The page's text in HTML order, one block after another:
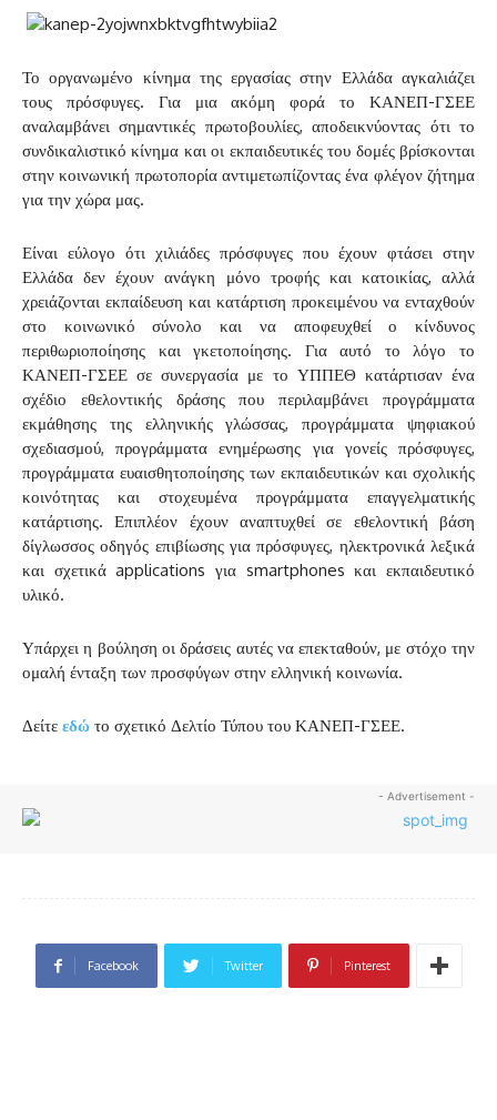
Το οργανωμένο κίνημα της εργασίας στην Ελλάδα αγκαλιάζει
τους πρόσφυγες. Για μια ακόμη φορά το ΚΑΝΕΠ-ΓΣΕΕ
αναλαμβάνει σημαντικές πρωτοβουλίες, αποδεικνύοντας ότι το
συνδικαλιστικό κίνημα και οι εκπαιδευτικές του δομές βρίσκονται
στην κοινωνική πρωτοπορία αντιμετωπίζοντας ένα φλέγον ζήτημα
για την χώρα μας.
Είναι εύλογο ότι χιλιάδες πρόσφυγες που έχουν φτάσει στην
Ελλάδα δεν έχουν ανάγκη μόνο τροφής και κατοικίας, αλλά
χρειάζονται εκπαίδευση και κατάρτιση προκειμένου να ενταχθούν
στο κοινωνικό σύνολο και να αποφευχθεί ο κίνδυνος
περιθωριοποίησης και γκετοποίησης. Για αυτό το λόγο το
ΚΑΝΕΠ-ΓΣΕΕ σε συνεργασία με το ΥΠΠΕΘ κατάρτισαν ένα
σχέδιο εθελοντικής δράσης που περιλαμβάνει προγράμματα
εκμάθησης της ελληνικής γλώσσας, προγράμματα ψηφιακού
σχεδιασμού, προγράμματα ενημέρωσης για γονείς πρόσφυγες,
προγράμματα ευαισθητοποίησης των εκπαιδευτικών και σχολικής
κοινότητας και στοχευμένα προγράμματα επαγγελματικής
κατάρτισης. Επιπλέον έχουν αναπτυχθεί σε εθελοντική βάση
δίγλωσσος οδηγός επιβίωσης για πρόσφυγες, ηλεκτρονικά λεξικά
και σχετικά applications για smartphones και εκπαιδευτικό
υλικό.
Υπάρχει η βούληση οι δράσεις αυτές να επεκταθούν, με στόχο την
ομαλή ένταξη των προσφύγων στην ελληνική κοινωνία.
Δείτε εδώ το σχετικό Δελτίο Τύπου του ΚΑΝΕΠ-ΓΣΕΕ.
- Advertisement -
Facebook Twitter Pinterest